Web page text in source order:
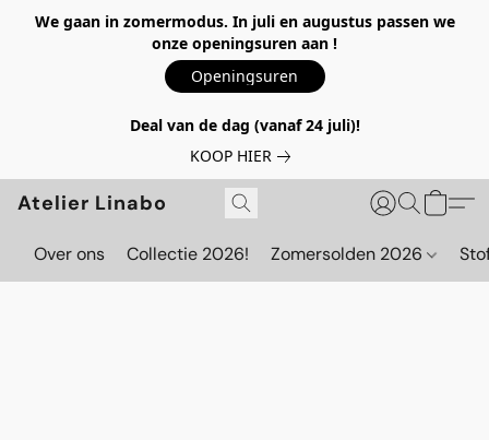
We gaan in zomermodus. In juli en augustus passen we
onze openingsuren aan !
Openingsuren
Deal van de dag (vanaf 24 juli)!
KOOP HIER
Atelier Linabo
Over ons Collectie 2026! Zomersolden 2026